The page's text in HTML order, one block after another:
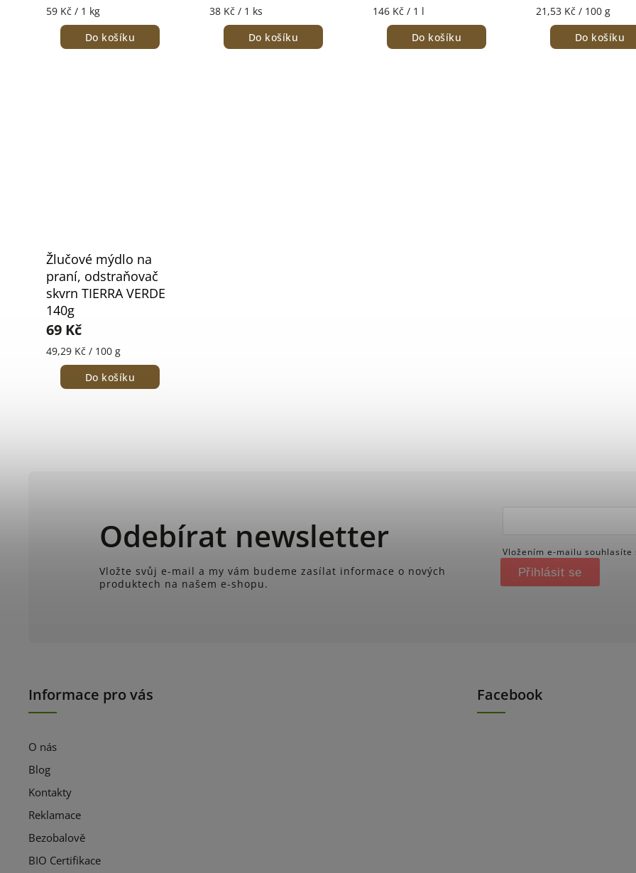
59 Kč / 1 kg
Do košíku
38 Kč / 1 ks
Do košíku
146 Kč / 1 l
Do košíku
21,53 Kč / 100 g
Do košíku
Žlučové mýdlo na
praní, odstraňovač
skvrn TIERRA VERDE
140g
69 Kč
49,29 Kč / 100 g
Do košíku
Odebírat newsletter
Vložte svůj e-mail a my vám budeme zasílat informace o nových
produktech na našem e-shopu.
Vložením e-mailu
Přihlásit se
Informace pro vás
O nás
Blog
Kontakty
Reklamace
Bezobalově
BIO Certifikace
Facebook